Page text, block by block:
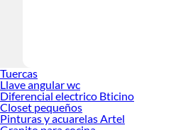
Tuercas
Llave angular wc
Diferencial electrico Bticino
Closet pequeños
Pinturas y acuarelas Artel